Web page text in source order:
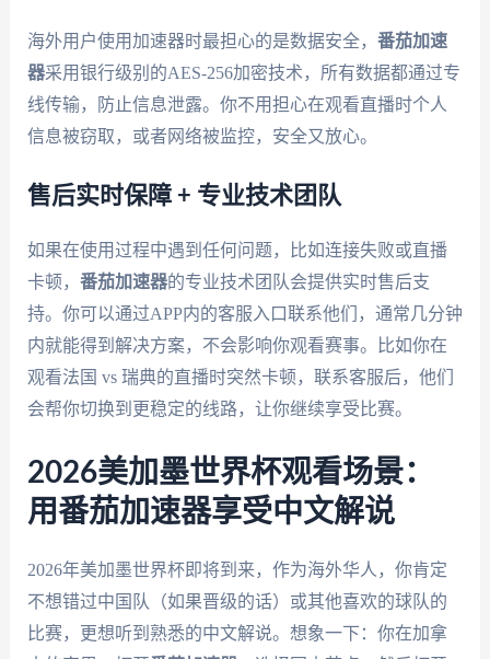
海外用户使用加速器时最担心的是数据安全， 番茄加速
器采用银行级别的AES-256加密技术，所有数据都通过专
线传输，防止信息泄露。你不用担心在观看直播时个人
信息被窃取，或者网络被监控，安全又放心。
售后实时保障 + 专业技术团队
如果在使用过程中遇到任何问题，比如连接失败或直播
卡顿， 番茄加速器的专业技术团队会提供实时售后支
持。你可以通过APP内的客服入口联系他们，通常几分钟
内就能得到解决方案，不会影响你观看赛事。比如你在
观看法国 vs 瑞典的直播时突然卡顿，联系客服后，他们
会帮你切换到更稳定的线路，让你继续享受比赛。
2026美加墨世界杯观看场景：
用番茄加速器享受中文解说
2026年美加墨世界杯即将到来，作为海外华人，你肯定
不想错过中国队（如果晋级的话）或其他喜欢的球队的
比赛，更想听到熟悉的中文解说。想象一下：你在加拿